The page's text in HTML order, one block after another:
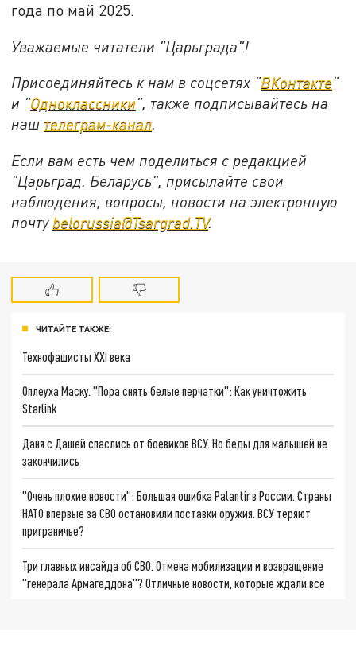
года по май 2025.
Уважаемые читатели "Царьграда"!
Присоединяйтесь к нам в соцсетях "ВКонтакте"
и "Одноклассники", также подписывайтесь на
наш телеграм-канал.
Если вам есть чем поделиться с редакцией
"Царьград. Беларусь", присылайте свои
наблюдения, вопросы, новости на электронную
почту belorussia@Tsargrad.TV.
ЧИТАЙТЕ ТАКЖЕ:
Технофашисты XXI века
Оплеуха Маску. "Пора снять белые перчатки": Как уничтожить
Starlink
Даня с Дашей спаслись от боевиков ВСУ. Но беды для малышей не
закончились
"Очень плохие новости": Большая ошибка Palantir в России. Страны
НАТО впервые за СВО остановили поставки оружия. ВСУ теряют
приграничье?
Три главных инсайда об СВО. Отмена мобилизации и возвращение
"генерала Армагеддона"? Отличные новости, которые ждали все